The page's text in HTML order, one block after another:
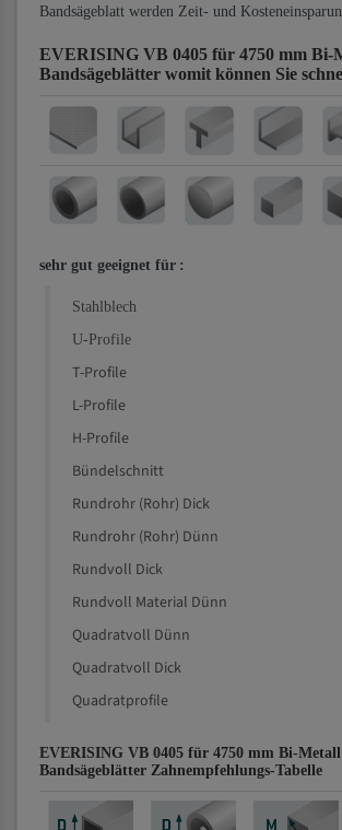
Bandsägeblatt werden Zeit- und
EVERISING VB 0405 für 4750 mm Bi-
Bandsägeblätter womit können Sie
sehr gut geeignet für :
Stahlblech
U-Profile
T-Profile
L-Profile
H-Profile
Bündelschnitt
Rundrohr (Rohr) Dick
Rundrohr (Rohr) Dünn
Rundvoll Dick
Rundvoll Material Dünn
Quadratvoll Dünn
Quadratvoll Dick
Quadratprofile
EVERISING VB 0405 für 4750 mm Bi-Metall
Bandsägeblätter Zahnempfehlungs-Tabelle